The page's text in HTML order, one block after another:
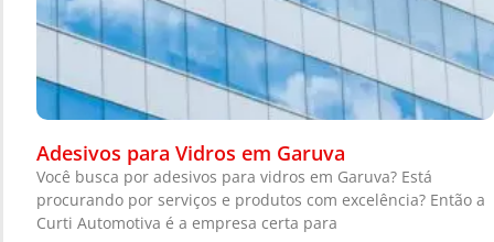
Adesivos para Vidros em Garuva
Você busca por adesivos para vidros em Garuva? Está
procurando por serviços e produtos com excelência? Então a
Curti Automotiva é a empresa certa para